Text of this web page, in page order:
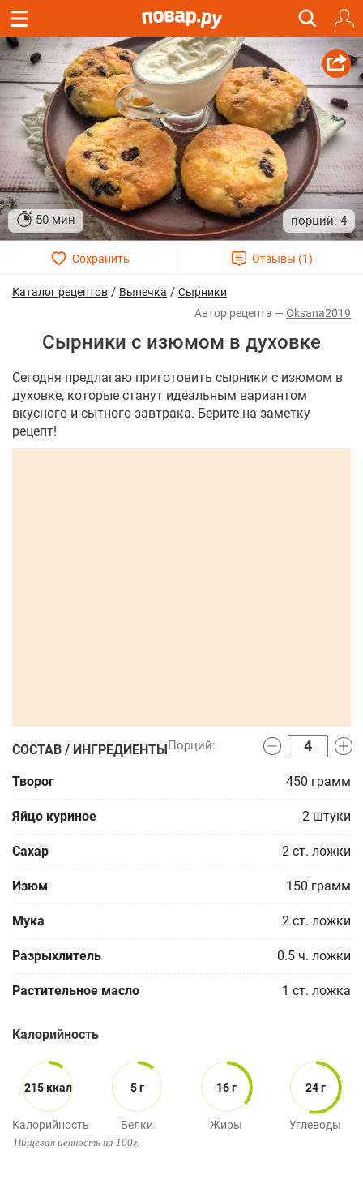
50 мин 4
Каталог рецептов / Выпечка / Сырники
Oksana2019
Сырники с изюмом в духовке
Сегодня предлагаю приготовить сырники с изюмом в
духовке, которые станут идеальным вариантом
вкусного и сытного завтрака. Берите на заметку
рецепт!
СОСТАВ / ИНГРЕДИЕНТЫ
Творог 450 грамм
Яйцо куриное 2 штуки
Сахар 2 ст. ложки
Изюм 150 грамм
Мука 2 ст. ложки
Разрыхлитель 0.5 ч. ложки
Растительное масло 1 ст. ложка
Калорийность
215 ккал
Калорийность
5 г
Белки
16 г
Жиры
24 г
Углеводы
Пищевая ценность на 100г.